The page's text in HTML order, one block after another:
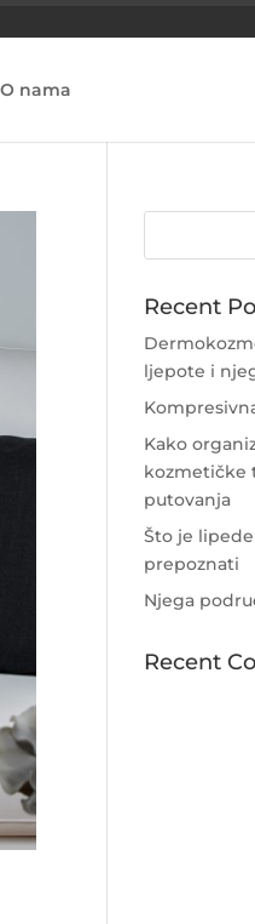
O nama
Recent
ljepote i
Kako
kozmetičke
putovanja
Što je
prepoznati
Njega
Recent